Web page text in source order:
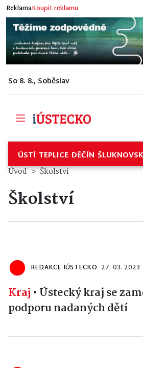
ReklamaKoupit reklamu
So 8. 8., Soběslav
ÚSTÍ TEPLICE DĚČÍN
Úvod Školství
Školství
REDAKCE IÚSTECKO 27. 03. 2023
Kraj • Ústecký kraj se
podporu nadaných dětí